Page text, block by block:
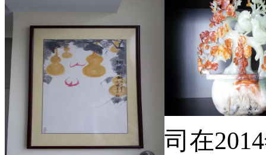
司在2014